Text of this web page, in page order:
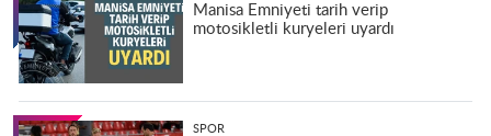
Manisa Emniyeti tarih verip
motosikletli kuryeleri uyardı
SPOR